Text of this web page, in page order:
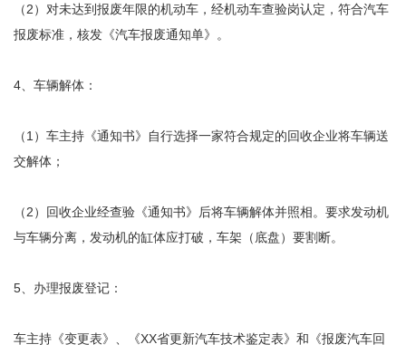
（2）对未达到报废年限的机动车，经机动车查验岗认定，符合汽车
报废标准，核发《汽车报废通知单》。
4、车辆解体：
（1）车主持《通知书》自行选择一家符合规定的回收企业将车辆送
交解体；
（2）回收企业经查验《通知书》后将车辆解体并照相。要求发动机
与车辆分离，发动机的缸体应打破，车架（底盘）要割断。
5、办理报废登记：
车主持《变更表》、《XX省更新汽车技术鉴定表》和《报废汽车回